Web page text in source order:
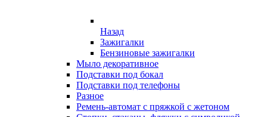
Назад
Зажигалки
Бензиновые зажигалки
Мыло декоративное
Подставки под бокал
Подставки под телефоны
Разное
Ремень-автомат с пряжкой с жетоном